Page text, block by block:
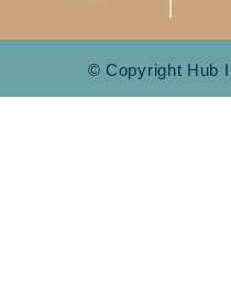
© Copyright Hub